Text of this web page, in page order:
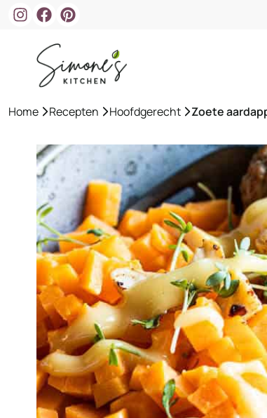
Home »Recepten »Hoofdgerecht »Zoete